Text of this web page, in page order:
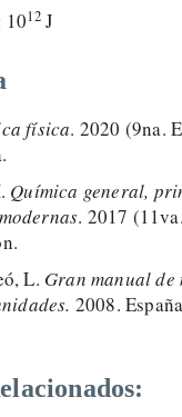
1012J
física. 2020 (9na.
Química general,
. 2017
L. Gran manual de
2008.